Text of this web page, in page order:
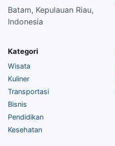
Batam, Kepulauan Riau,
Indonesia
Kategori
Wisata
Kuliner
Transportasi
Bisnis
Pendidikan
Kesehatan